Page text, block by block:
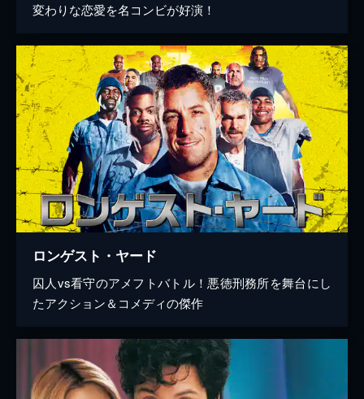
変わりな恋愛を名コンビが好演！
ロンゲスト・ヤード
囚人vs看守のアメフトバトル！悪徳刑務所を舞台にし
たアクション＆コメディの傑作